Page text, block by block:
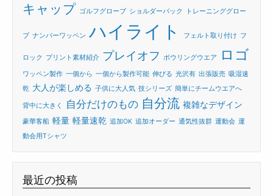
キャップ ゴルフグローブ ショルダーバック トレーニンググロー
ブ ナンバーワッペン ハイライト フェルト取り付け フ
ロック プリント素材紹介 プレイオフ ボウリングウエア ロゴ
ワッペン製作 一個から 一個から製作可能 伸びる 光沢有 出張販売 吸湿速
乾 大人が楽しめる 子供に大人気 技シリーズ 簡単にチームウエアへ
背中に大きく 自分だけのもの 自分流 複雑なデザイン
豪華客船 軽量 軽量速乾 追加OK 追加オーダー 通気性抜群 運動会 運
動会用Tシャツ
最近の投稿